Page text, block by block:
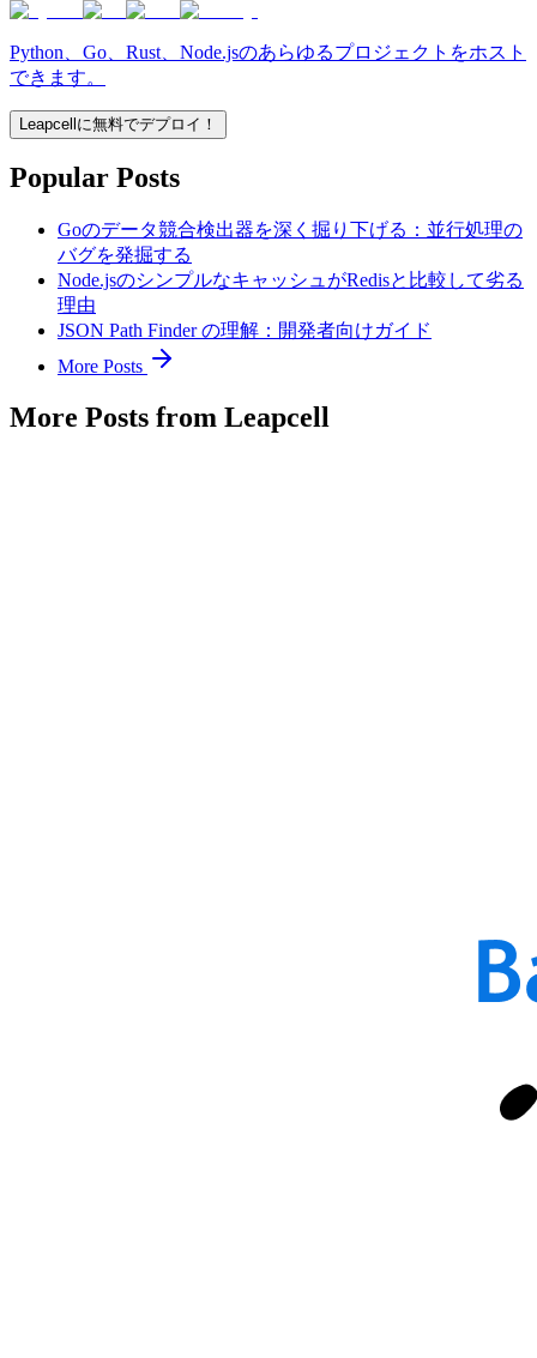
Python、Go、Rust、Node.jsのあらゆるプロジェクトをホスト
できます。
Leapcellに無料でデプロイ！
Popular Posts
Goのデータ競合検出器を深く掘り下げる：並行処理の
バグを発掘する
Node.jsのシンプルなキャッシュがRedisと比較して劣る
理由
JSON Path Finder の理解：開発者向けガイド
More Posts
More Posts from Leapcell